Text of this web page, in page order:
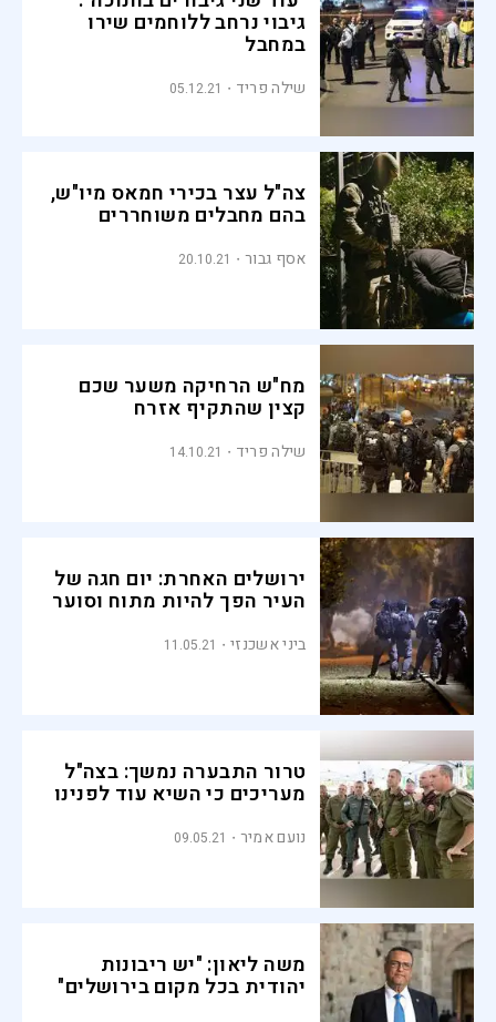
גיבוי נרחב ללוחמים שירו
במחבל
שילה פריד 05.12.21
צה"ל עצר בכירי חמאס מיו"ש,
בהם מחבלים משוחררים
אסף גבור 20.10.21
מח"ש הרחיקה משער שכם
קצין שהתקיף אזרח
שילה פריד 14.10.21
ירושלים האחרת: יום חגה של
העיר הפך להיות מתוח וסוער
ביני אשכנזי 11.05.21
טרור התבערה נמשך: בצה"ל
מעריכים כי השיא עוד לפנינו
נועם אמיר 09.05.21
משה ליאון: "יש ריבונות
יהודית בכל מקום בירושלים"